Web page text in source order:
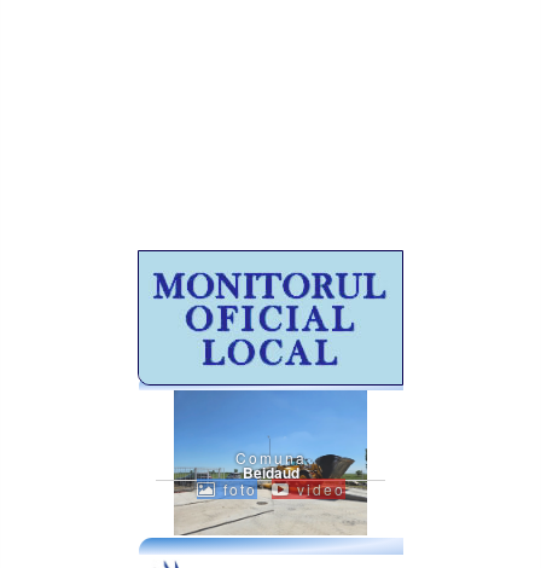
Comuna
Beidaud
foto video